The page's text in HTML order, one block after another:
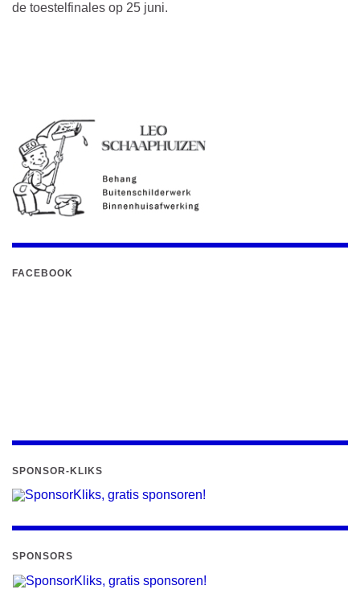
de toestelfinales op 25 juni.
FACEBOOK
SPONSOR-KLIKS
SPONSORS